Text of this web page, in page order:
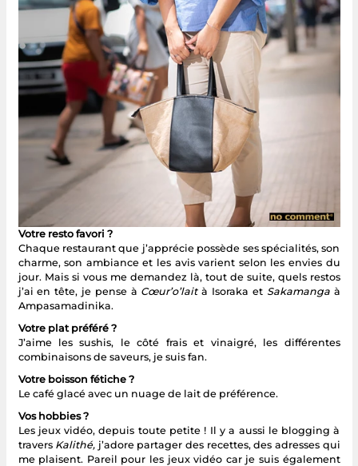
Votre resto favori ?
Chaque restaurant que j’apprécie possède ses spécialités, son
charme, son ambiance et les avis varient selon les envies du
jour. Mais si vous me demandez là, tout de suite, quels restos
j’ai en tête, je pense à Cœur’o’laità Isoraka et Sakamanga à
Ampasamadinika.
Votre plat préféré ?
J’aime les sushis, le côté frais et vinaigré, les différentes
combinaisons de saveurs, je suis fan.
Votre boisson fétiche ?
Le café glacé avec un nuage de lait de préférence.
Vos hobbies ?
Les jeux vidéo, depuis toute petite ! Il y a aussi le blogging à
travers Kalithé, j’adore partager des recettes, des adresses qui
me plaisent. Pareil pour les jeux vidéo car je suis également